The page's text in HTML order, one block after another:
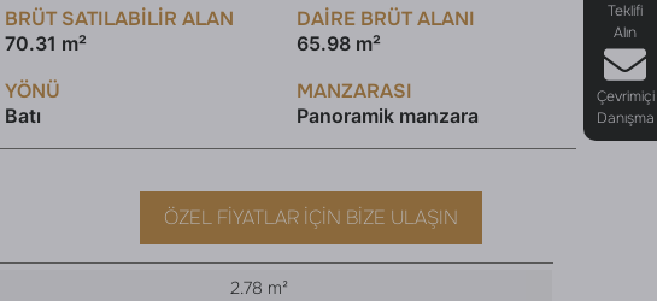
Teklifi
Alın
Çevrimiçi
Danışma
BRÜT SATILABILIR ALAN
70.31 m²
DAİRE BRÜT ALANI
65.98 m²
YÖNÜ
Batı
MANZARASI
Panoramik manzara
ÖZEL FIYATLAR İÇIN BIZE ULAŞIN
2.78 m²